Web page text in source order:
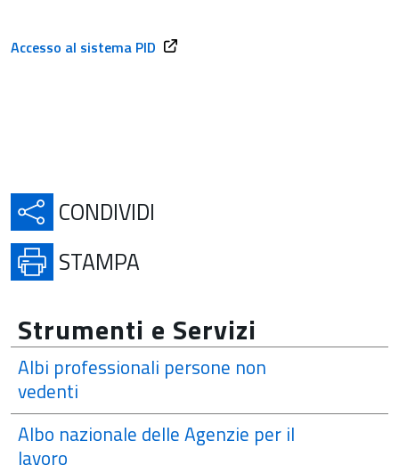
Accesso al sistema PID Apre in una nuova scheda
CONDIVIDI
STAMPA
Strumenti e Servizi
Albi professionali persone non
vedenti
Albo nazionale delle Agenzie per il
lavoro